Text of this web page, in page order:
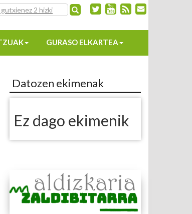
GURASO ELKARTEA
Datozen ekimenak
Ez dago ekimenik